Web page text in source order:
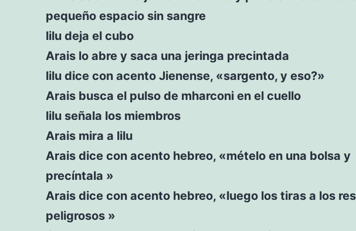
pequeño espacio sin sangre
lilu deja el cubo
Arais lo abre y saca una jeringa precintada
lilu dice con acento Jienense, «sargento, y eso?»
Arais busca el pulso de mharconi en el cuello
lilu señala los miembros
Arais mira a lilu
Arais dice con acento hebreo, «mételo en una bolsa y
precíntala »
Arais dice con acento hebreo, «luego los tiras a los
peligrosos »